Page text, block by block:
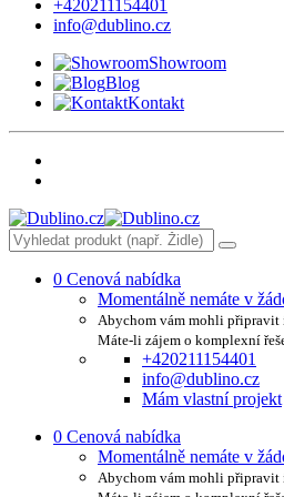
+420211154401
info@dublino.cz
Showroom
Blog
Kontakt
0 Cenová nabídka
Momentálně nemáte v
Abychom vám mohli
Máte-li zájem o komplexní
+420211154401
info@dublino.cz
Mám vlastní projekt
0 Cenová nabídka
Momentálně nemáte v
Abychom vám mohli